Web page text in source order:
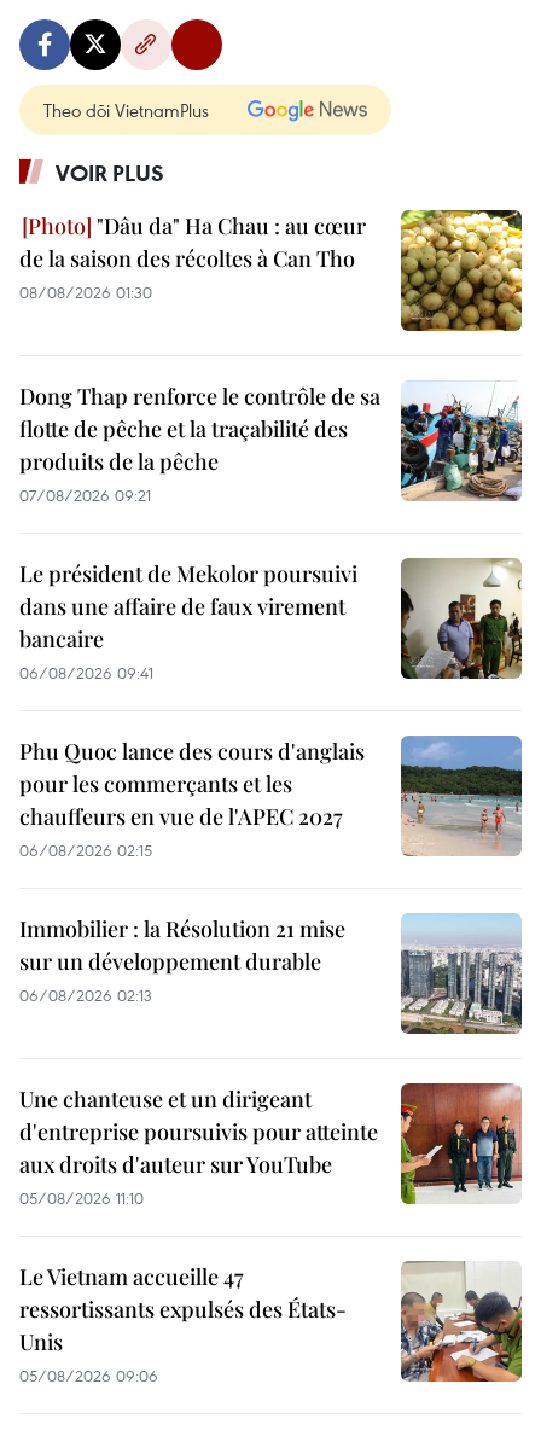
Theo dõi VietnamPlus
VOIR PLUS
"Dâu da" Ha Chau : au cœur
de la saison des récoltes à Can Tho
08/08/2026 01:30
Dong Thap renforce le contrôle de sa
flotte de pêche et la traçabilité des
produits de la pêche
07/08/2026 09:21
Le président de Mekolor poursuivi
dans une affaire de faux virement
bancaire
06/08/2026 09:41
Phu Quoc lance des cours d'anglais
pour les commerçants et les
chauffeurs en vue de l'APEC 2027
06/08/2026 02:15
Immobilier : la Résolution 21 mise
sur un développement durable
06/08/2026 02:13
Une chanteuse et un dirigeant
d'entreprise poursuivis pour atteinte
aux droits d'auteur sur YouTube
05/08/2026 11:10
Le Vietnam accueille 47
ressortissants expulsés des États-
Unis
05/08/2026 09:06